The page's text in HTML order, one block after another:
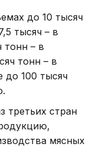
до 10 тысяч
тысяч – в
тонн – в
тонн – в
до 100 тысяч
третьих стран
мясных